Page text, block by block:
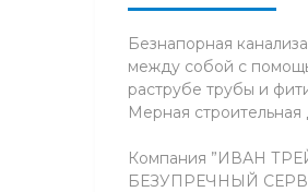
Безнапорная
между собой с
раструбе трубы и
Мерная строительная
Компания ”ИВАН
БЕЗУПРЕЧНЫЙ